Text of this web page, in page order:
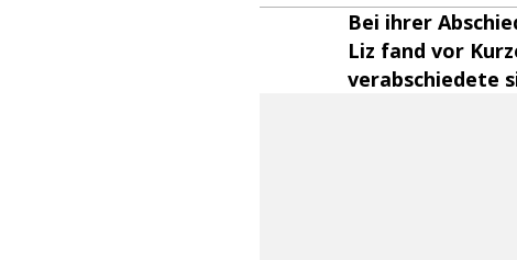
Bei ihrer
Liz fand vor
verabschiedete